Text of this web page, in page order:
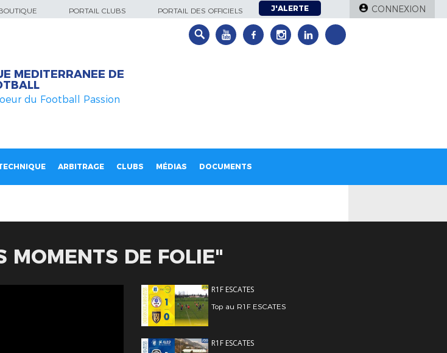
PORTAIL CLUBS PORTAIL DES OFFICIELS J'ALERTE CONNEXION
MEDITERRANEE DE
du Football Passion
ARBITRAGE CLUBS MÉDIAS DOCUMENTS
MOMENTS DE FOLIE"
R1F ESCATES
Top au R1F ESCATES
R1F ESCATES